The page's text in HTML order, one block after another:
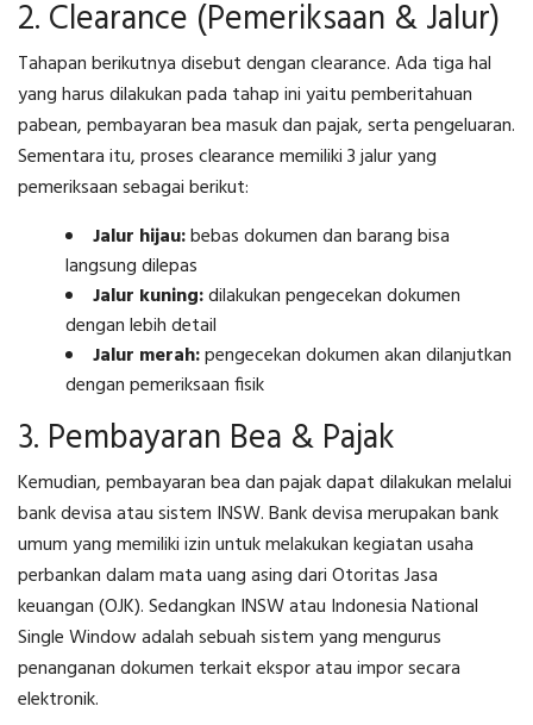
2. Clearance (Pemeriksaan & Jalur)
Tahapan berikutnya disebut dengan clearance. Ada tiga hal
yang harus dilakukan pada tahap ini yaitu pemberitahuan
pabean, pembayaran bea masuk dan pajak, serta pengeluaran.
Sementara itu, proses clearance memiliki 3 jalur yang
pemeriksaan sebagai berikut:
Jalur hijau:bebas dokumen dan barang bisa
langsung dilepas
Jalur kuning:dilakukan pengecekan dokumen
dengan lebih detail
Jalur merah:pengecekan dokumen akan dilanjutkan
dengan pemeriksaan fisik
3. Pembayaran Bea & Pajak
Kemudian, pembayaran bea dan pajak dapat dilakukan melalui
bank devisa atau sistem INSW. Bank devisa merupakan bank
umum yang memiliki izin untuk melakukan kegiatan usaha
perbankan dalam mata uang asing dari Otoritas Jasa
keuangan (OJK). Sedangkan INSW atau Indonesia National
Single Window adalah sebuah sistem yang mengurus
penanganan dokumen terkait ekspor atau impor secara
elektronik.